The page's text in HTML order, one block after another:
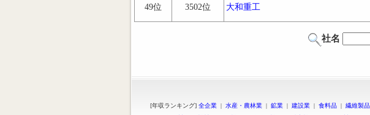
49位 3502位 大和重工
社名
[年収ランキング] 全企業 | 水産・農林業 | 鉱業 | 建設業 | 食料品 | 繊維製品